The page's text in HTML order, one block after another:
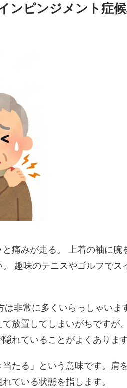
ンピンジメント症
痛みが走る。 上着の袖に腕
趣味のテニスやゴルフでス
非常に多くいらっしゃいま
放置してしまいがちですが
れていることがよくあります
たる」という意味です。肩
ている状態を指します。